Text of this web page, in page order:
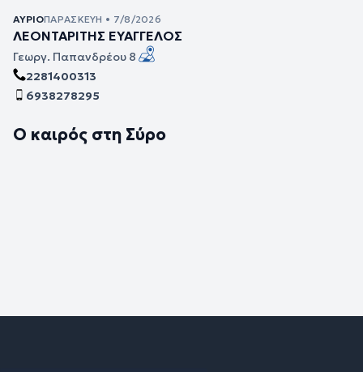
ΑΎΡΙΟΠΑΡΑΣΚΕΥΉ • 7/8/2026
ΛΕΟΝΤΑΡΙΤΗΣ ΕΥΑΓΓΕΛΟΣ
Γεωργ. Παπανδρέου 8
2281400313
6938278295
Ο καιρός στη Σύρο